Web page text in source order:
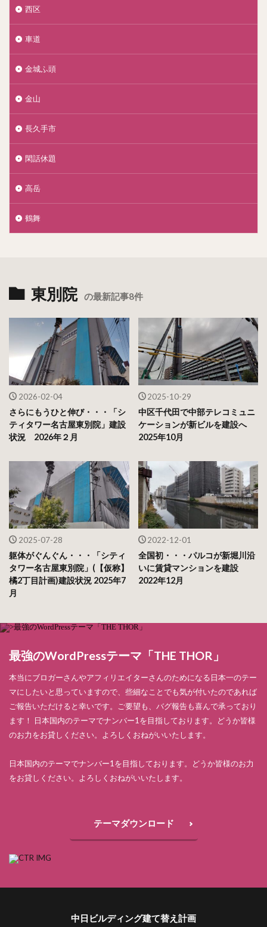
西区
車道
金城ふ頭
金山
長久手市
閑話休題
高岳
鶴舞
東別院 の最新記事8件
2026-02-04
さらにもうひと伸び・・・「シ
ティタワー名古屋東別院」建設
状況 2026年２月
2025-10-29
中区千代田で中部テレコミュニ
ケーションが新ビルを建設へ
2025年10月
2025-07-28
躯体がぐんぐん・・・「シティ
タワー名古屋東別院」(【仮称】
橘2丁目計画)建設状況 2025年7
月
2022-12-01
全国初・・・パルコが新堀川沿
いに賃貸マンションを建設
2022年12月
最強のWordPressテーマ「THE THOR」
本当にブロガーさんやアフィリエイターさんのためになる日本一のテー
マにしたいと思っていますので、些細なことでも気が付いたのであれば
ご報告いただけると幸いです。ご要望も、バグ報告も喜んで承っており
ます！ 日本国内のテーマでナンバー1を目指しております。どうか皆様
のお力をお貸しください。よろしくおねがいいたします。
日本国内のテーマでナンバー1を目指しております。どうか皆様のお力
をお貸しください。よろしくおねがいいたします。
テーマダウンロード
中日ビルディング建て替え計画